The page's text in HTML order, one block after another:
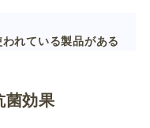
れている製品がある
菌効果